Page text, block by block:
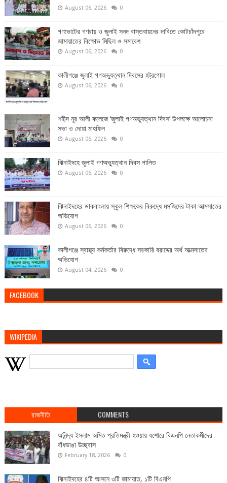
August 06, 2026 0
গণভোটের গণরায় ও জুলাই সনদ বাস্তবায়নের দাবিতে কোটচাঁদপুরে
জামায়াতের বিক্ষোভ মিছিল ও সমাবেশ
August 06, 2026 0
কালীগঞ্জে জুলাই গণঅভ্যুত্থান দিবসের হট্রগোল
August 06, 2026 0
শহীদ নূর আলী কলেজে ‘জুলাই গণঅভ্যুত্থান দিবস’ উপলক্ষে আলোচনা
সভা ও দোয়া মাহফিল
August 06, 2026 0
ঝিনাইদহে জুলাই গণঅভ্যুত্থান দিবস পালিত
August 06, 2026 0
ঝিনাইদহের ডাকবাংলায় স্কুল শিক্ষকের বিরুদ্ধে মসজিদের টাকা আত্মসাতের
অভিযোগ
August 06, 2026 0
কালীগঞ্জে স্বাস্থ্য কর্মকর্তার বিরুদ্ধে সরকারি বরাদ্দের অর্থ আত্মসাতের
অভিযোগ
August 04, 2026 0
FACEBOOK
WIKIPEDIA
রাজনীতি COMMENTS
অনিন্দ্য ইসলাম অমিত প্রতিমন্ত্রী হওয়ায় যশোরে বিএনপি নেতাকর্মীদের
বাঁধভাঙা উচ্ছ্বাস
February 18, 2026 0
ঝিনাইদহের ৪টি আসনে ৩টি জামায়াত, ১টি বিএনপি